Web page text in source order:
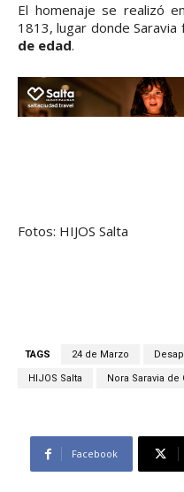
El homenaje se realizó
1813, lugar donde Saravia
de edad.
Fotos: HIJOS Salta
TAGS 24 de Marzo
HIJOS Salta Nora Saravia de
Facebook